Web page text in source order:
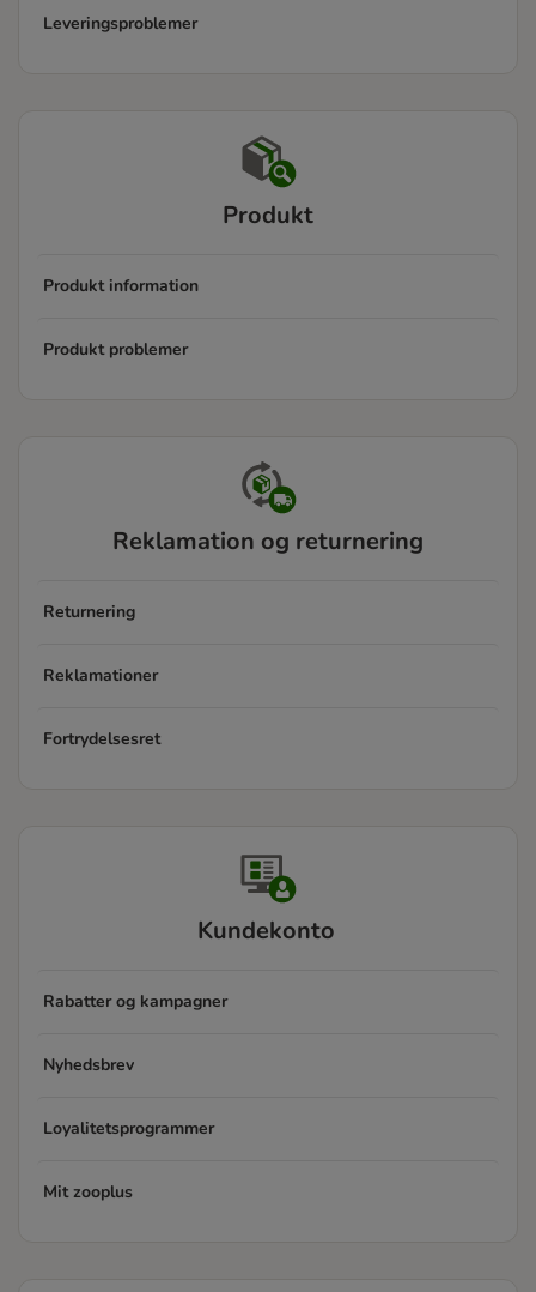
Leveringsproblemer
Produkt
Produkt information
Produkt problemer
Reklamation og returnering
Returnering
Reklamationer
Fortrydelsesret
Kundekonto
Rabatter og kampagner
Nyhedsbrev
Loyalitetsprogrammer
Mit zooplus